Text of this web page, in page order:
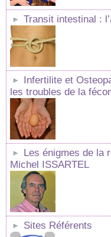
Transit intestinal :
Infertilite et
les troubles de la
Les énigmes de la
Michel ISSARTEL
Sites Référents